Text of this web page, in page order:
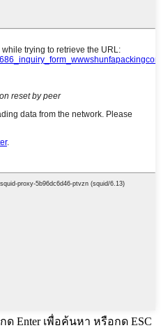
กด Enter เพื่อค้นหา หรือกด ESC